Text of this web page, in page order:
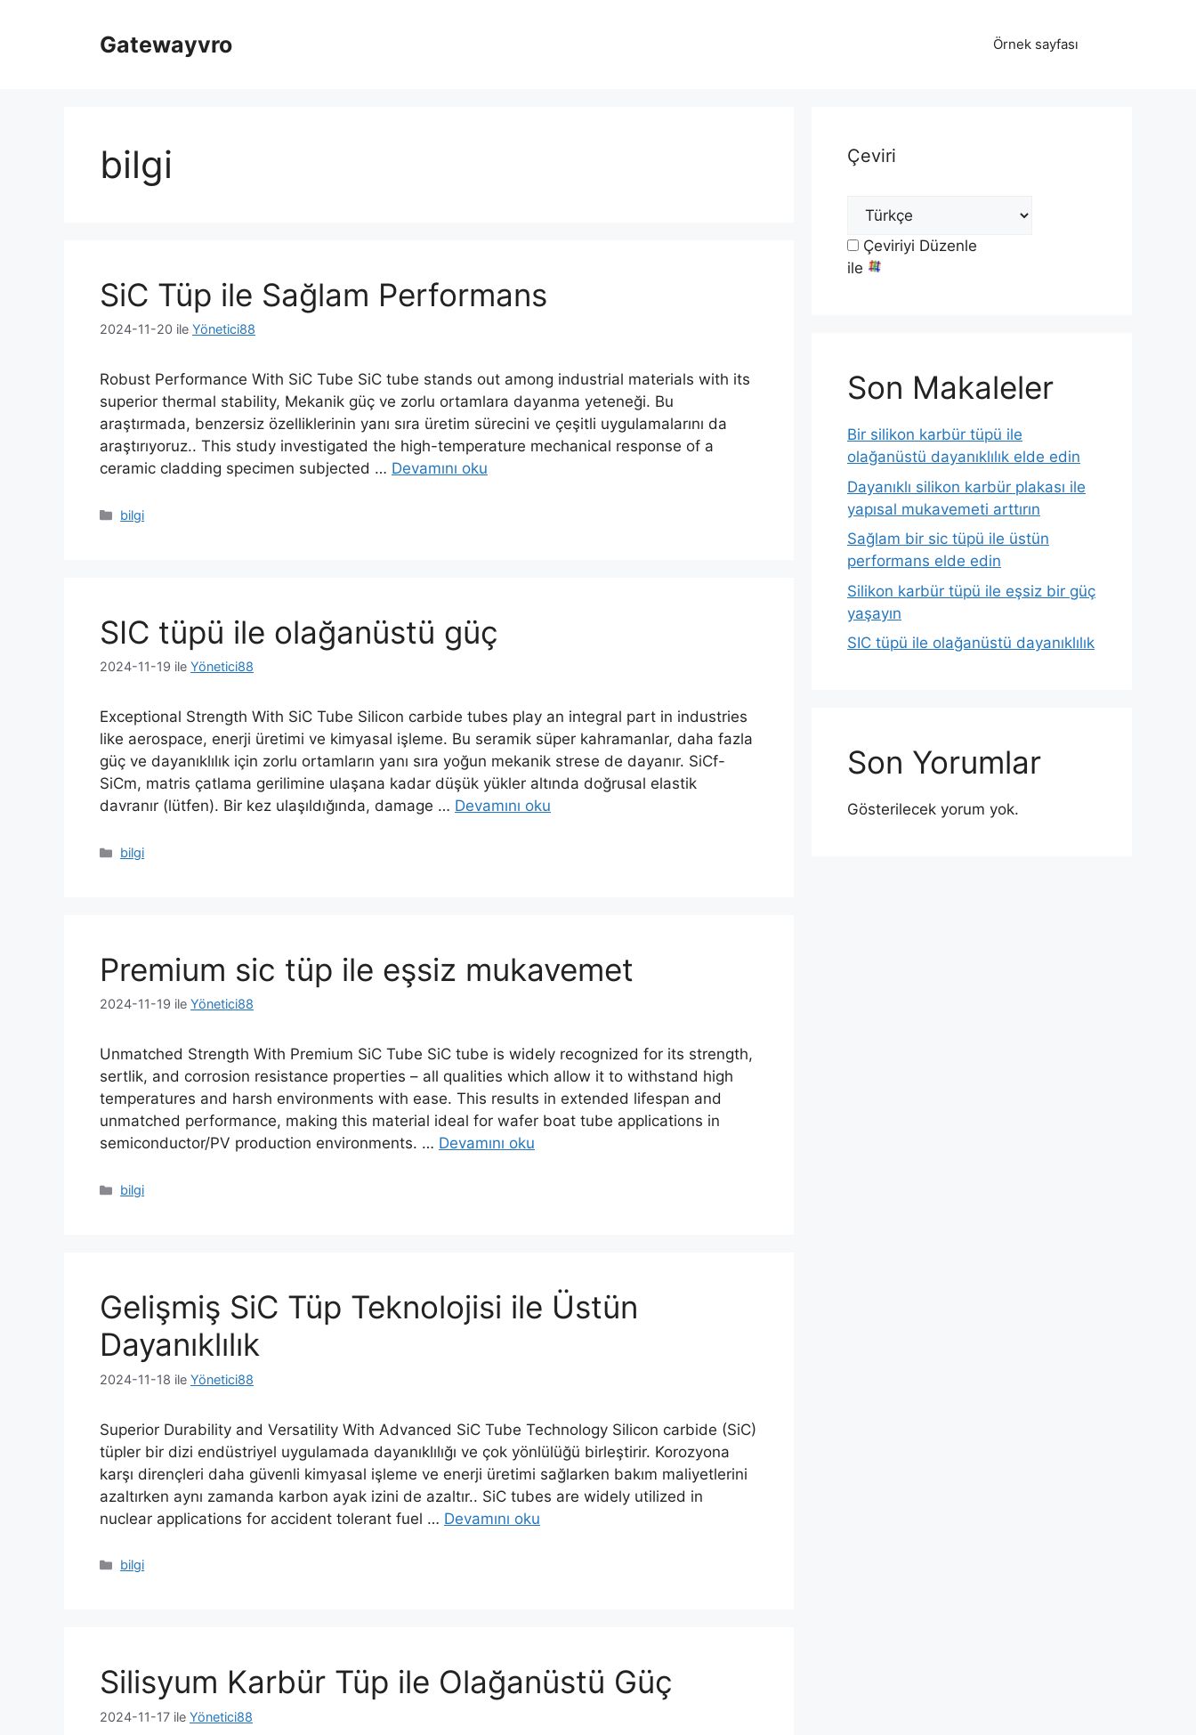
Gatewayvro Örnek sayfası
bilgi
SiC Tüp ile Sağlam Performans
2024-11-20 ile Yönetici88
Robust Performance With SiC Tube SiC tube stands out among industrial materials with its
superior thermal stability, Mekanik güç ve zorlu ortamlara dayanma yeteneği. Bu
araştırmada, benzersiz özelliklerinin yanı sıra üretim sürecini ve çeşitli uygulamalarını da
araştırıyoruz.. This study investigated the high-temperature mechanical response of a
ceramic cladding specimen subjected … Devamını oku
Kategoriler
bilgi
SIC tüpü ile olağanüstü güç
2024-11-19 ile Yönetici88
Exceptional Strength With SiC Tube Silicon carbide tubes play an integral part in industries
like aerospace, enerji üretimi ve kimyasal işleme. Bu seramik süper kahramanlar, daha fazla
güç ve dayanıklılık için zorlu ortamların yanı sıra yoğun mekanik strese de dayanır. SiCf-
SiCm, matris çatlama gerilimine ulaşana kadar düşük yükler altında doğrusal elastik
davranır (lütfen). Bir kez ulaşıldığında, damage … Devamını oku
Kategoriler
bilgi
Premium sic tüp ile eşsiz mukavemet
2024-11-19 ile Yönetici88
Unmatched Strength With Premium SiC Tube SiC tube is widely recognized for its strength,
sertlik, and corrosion resistance properties – all qualities which allow it to withstand high
temperatures and harsh environments with ease. This results in extended lifespan and
unmatched performance, making this material ideal for wafer boat tube applications in
semiconductor/PV production environments. … Devamını oku
Kategoriler
bilgi
Gelişmiş SiC Tüp Teknolojisi ile Üstün
Dayanıklılık
2024-11-18 ile Yönetici88
Superior Durability and Versatility With Advanced SiC Tube Technology Silicon carbide (SiC)
tüpler bir dizi endüstriyel uygulamada dayanıklılığı ve çok yönlülüğü birleştirir. Korozyona
karşı dirençleri daha güvenli kimyasal işleme ve enerji üretimi sağlarken bakım maliyetlerini
azaltırken aynı zamanda karbon ayak izini de azaltır.. SiC tubes are widely utilized in
nuclear applications for accident tolerant fuel … Devamını oku
Kategoriler
bilgi
Silisyum Karbür Tüp ile Olağanüstü Güç
2024-11-17 ile Yönetici88
Çeviri
Çeviriyi Düzenle
ile
Son Makaleler
Bir silikon karbür tüpü ile
olağanüstü dayanıklılık elde edin
Dayanıklı silikon karbür plakası ile
yapısal mukavemeti arttırın
Sağlam bir sic tüpü ile üstün
performans elde edin
Silikon karbür tüpü ile eşsiz bir güç
yaşayın
SIC tüpü ile olağanüstü dayanıklılık
Son Yorumlar
Gösterilecek yorum yok.